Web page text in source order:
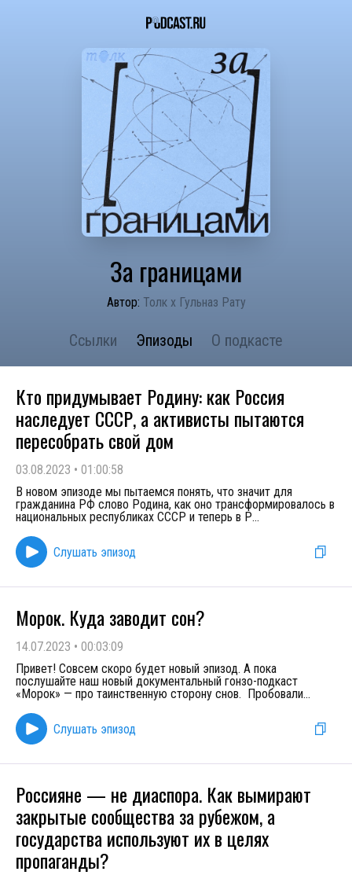
За границами
Автор: Толк х Гульназ Рату
Ссылки Эпизоды О подкасте
Кто придумывает Родину: как Россия
наследует СССР, а активисты пытаются
пересобрать свой дом
03.08.2023 • 01:00:58
В новом эпизоде мы пытаемся понять, что значит для
гражданина РФ слово Родина, как оно трансформировалось в
национальных республиках СССР и теперь в Р...
Слушать эпизод
Морок. Куда заводит сон?
14.07.2023 • 00:03:09
Привет! Совсем скоро будет новый эпизод. А пока
послушайте наш новый документальный гонзо-подкаст
«Морок» — про таинственную сторону снов. Пробовали...
Слушать эпизод
Россияне — не диаспора. Как вымирают
закрытые сообщества за рубежом, а
государства используют их в целях
пропаганды?